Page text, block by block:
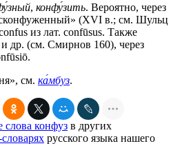
, конфу́зить. Вероятно, через
(ХVI в.; см. Шульц
из лат. confūsus. Также
др. (см. Смирнов 160), через
см. ка́мбуз.
слова конфуз в других
русского языка нашего